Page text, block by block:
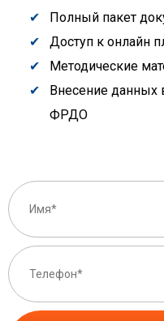
Полный пакет
Доступ к онлайн
Методические
Внесение данных
ФРДО